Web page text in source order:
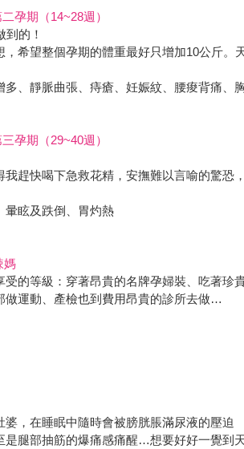
孕期（14~28週）
的！
希望整個孕期的體重最好只增加10公斤。
、靜脈曲張、痔瘡、妊娠紋、腰痠背痛、
孕期（29~40週）
我趕快喝下急救花精，安撫難以言喻的驚
暈眩及跌倒、胃灼熱
媽
的等級：穿著昂貴的名牌孕婦裝、吃著珍
做運動、產檢也到費用昂貴的診所去做…
，在睡眠中隨時會被膀胱脹滿尿液的壓迫
腿部抽筋的爆痛感痛醒…想要好好一覺到